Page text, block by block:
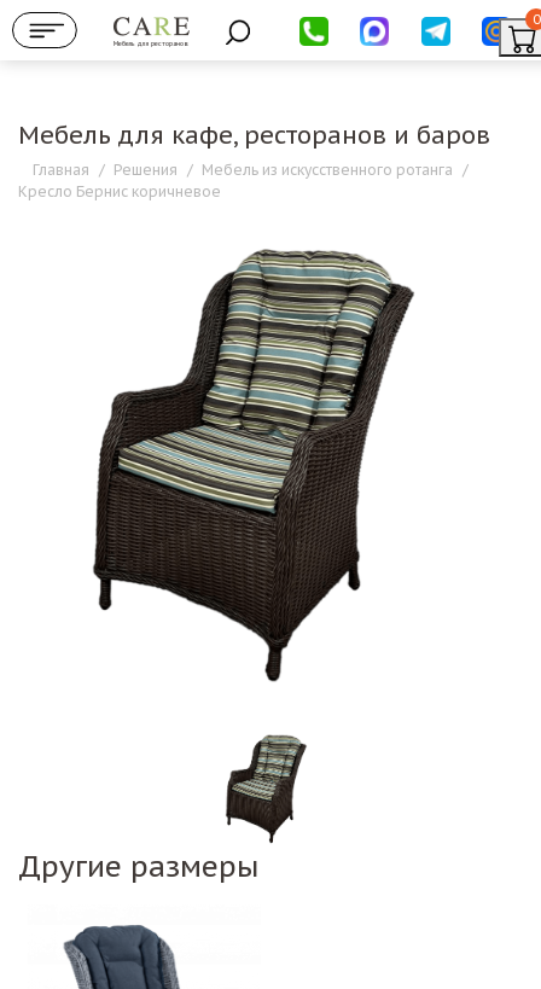
Мебель для ресторанов
0
Мебель для кафе, ресторанов и баров
Главная / Решения / Мебель из искусственного ротанга /
Кресло Бернис коричневое
Другие размеры